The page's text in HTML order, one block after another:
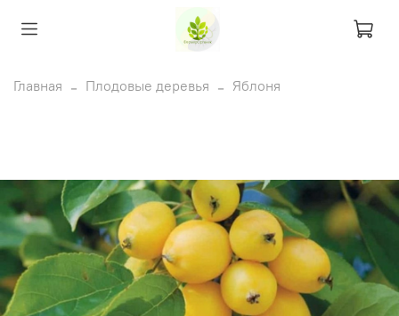
Главная Плодовые деревья Яблоня